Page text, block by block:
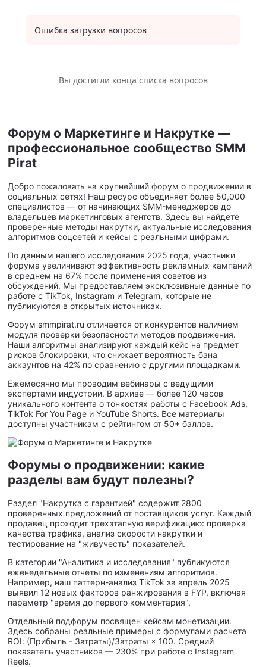
Ошибка загрузки вопросов
Вы достигли конца списка вопросов
Форум о Маркетинге и Накрутке —
профессиональное сообщество SMM
Pirat
Добро пожаловать на крупнейший форум о продвижении в
социальных сетях! Наш ресурс объединяет более 50,000
специалистов — от начинающих SMM-менеджеров до
владельцев маркетинговых агентств. Здесь вы найдете
проверенные методы накрутки, актуальные исследования
алгоритмов соцсетей и кейсы с реальными цифрами.
По данным нашего исследования 2025 года, участники
форума увеличивают эффективность рекламных кампаний
в среднем на 67% после применения советов из
обсуждений. Мы предоставляем эксклюзивные данные по
работе с TikTok, Instagram и Telegram, которые не
публикуются в открытых источниках.
Форум smmpirat.ru отличается от конкурентов наличием
модуля проверки безопасности методов продвижения.
Наши алгоритмы анализируют каждый кейс на предмет
рисков блокировки, что снижает вероятность бана
аккаунтов на 42% по сравнению с другими площадками.
Ежемесячно мы проводим вебинары с ведущими
экспертами индустрии. В архиве — более 120 часов
уникального контента о тонкостях работы с Facebook Ads,
TikTok For You Page и YouTube Shorts. Все материалы
доступны участникам с рейтингом от 50+ баллов.
Форумы о продвижении: какие
разделы вам будут полезны?
Раздел "Накрутка с гарантией" содержит 2800
проверенных предложений от поставщиков услуг. Каждый
продавец проходит трехэтапную верификацию: проверка
качества трафика, анализ скорости накрутки и
тестирование на "живучесть" показателей.
В категории "Аналитика и исследования" публикуются
еженедельные отчеты по изменениям алгоритмов.
Например, наш паттерн-анализ TikTok за апрель 2025
выявил 12 новых факторов ранжирования в FYP, включая
параметр "время до первого комментария".
Отдельный подфорум посвящен кейсам монетизации.
Здесь собраны реальные примеры с формулами расчета
ROI: (Прибыль - Затраты)/Затраты × 100. Средний
показатель участников — 230% при работе с Instagram
Reels.